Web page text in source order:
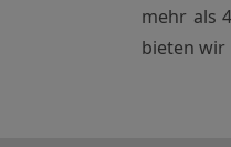
mehr als
bieten wir